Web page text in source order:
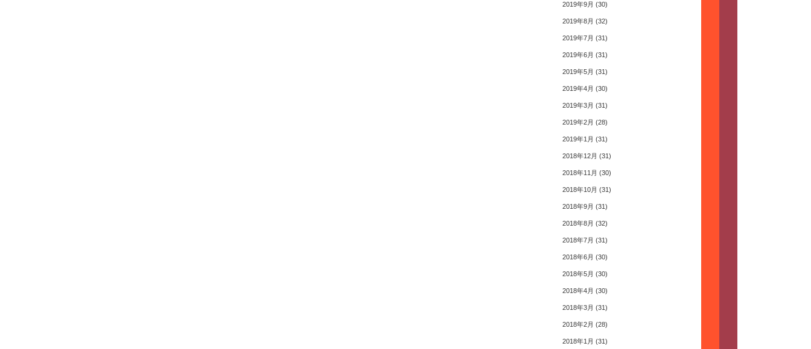
2019年9月 (30)
2019年8月 (32)
2019年7月 (31)
2019年6月 (31)
2019年5月 (31)
2019年4月 (30)
2019年3月 (31)
2019年2月 (28)
2019年1月 (31)
2018年12月 (31)
2018年11月 (30)
2018年10月 (31)
2018年9月 (31)
2018年8月 (32)
2018年7月 (31)
2018年6月 (30)
2018年5月 (30)
2018年4月 (30)
2018年3月 (31)
2018年2月 (28)
2018年1月 (31)